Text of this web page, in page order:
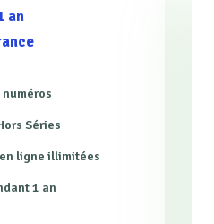
an
numéros
Séries
ligne illimitées
1 an